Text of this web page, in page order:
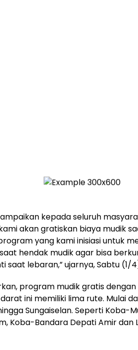
kepada seluruh
akan gratiskan biaya mudik
yang kami inisiasi untuk
hendak mudik agar bisa
saat lebaran,” ujarnya, Sabtu (1/
program mudik gratis
ini memiliki lima rute. Mulai
Sungaiselan. Seperti Koba-
Koba-Bandara Depati Amir dan